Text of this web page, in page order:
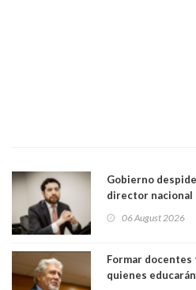
Gobierno
director nacional
06 August 2026
Formar docentes
quienes